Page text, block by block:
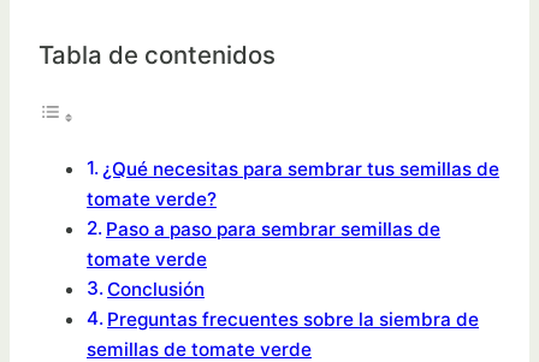
Tabla de contenidos
¿Qué necesitas para sembrar tus semillas de
tomate verde?
Paso a paso para sembrar semillas de
tomate verde
Conclusión
Preguntas frecuentes sobre la siembra de
semillas de tomate verde